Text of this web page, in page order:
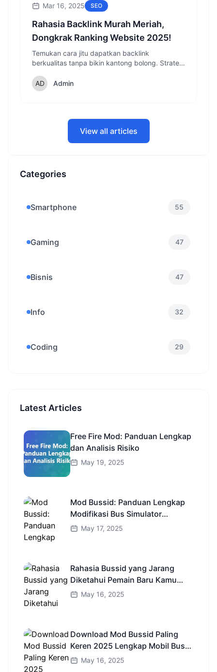
Mar 16, 2025 SEO
Rahasia Backlink Murah Meriah,
Dongkrak Ranking Website 2025!
Temukan cara jitu dapatkan backlink
berkualitas tanpa bikin kantong bolong. Strategi
di tahun 2025!
Admin
View all articles
Categories
Smartphone 55
Gaming 47
Bisnis 47
Info 32
Coding 29
Latest Articles
Free Fire Mod: Panduan Lengkap
dan Analisis Risiko
May 19, 2025
Mod Bussid: Panduan Lengkap
Modifikasi Bus Simulator
Indonesia
May 17, 2025
Rahasia Bussid yang Jarang
Diketahui Pemain Baru Kamu
Wajib Coba!
May 16, 2025
Download Mod Bussid Paling
Keren 2025 Lengkap Mobil Bus
dan Truk HD
May 16, 2025